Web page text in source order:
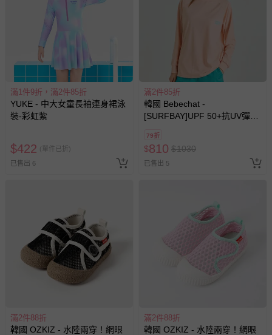
滿1件9折，滿2件85折
YUKE - 中大女童長袖連身裙泳
裝-彩虹紫
$422 (單件已折)
已售出 6
滿2件85折
韓國 Bebechat -
[SURFBAY]UPF 50+抗UV彈力
插畫-珊瑚粉
79折
$810 $1030
已售出 5
滿2件88折
韓國 OZKIZ - 水陸兩穿！網眼
滿2件88折
韓國 OZKIZ - 水陸兩穿！網眼